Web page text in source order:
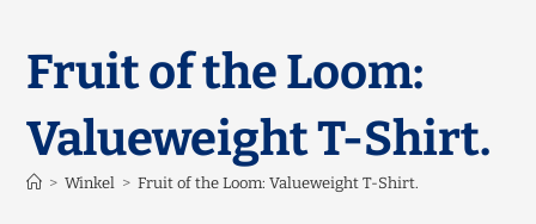
Fruit of the Loom:
Valueweight T-Shirt.
> Winkel > Fruit of the Loom: Valueweight T-Shirt.